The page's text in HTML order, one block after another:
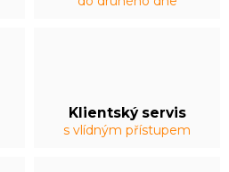
Klientský servis
s vlídným přístupem